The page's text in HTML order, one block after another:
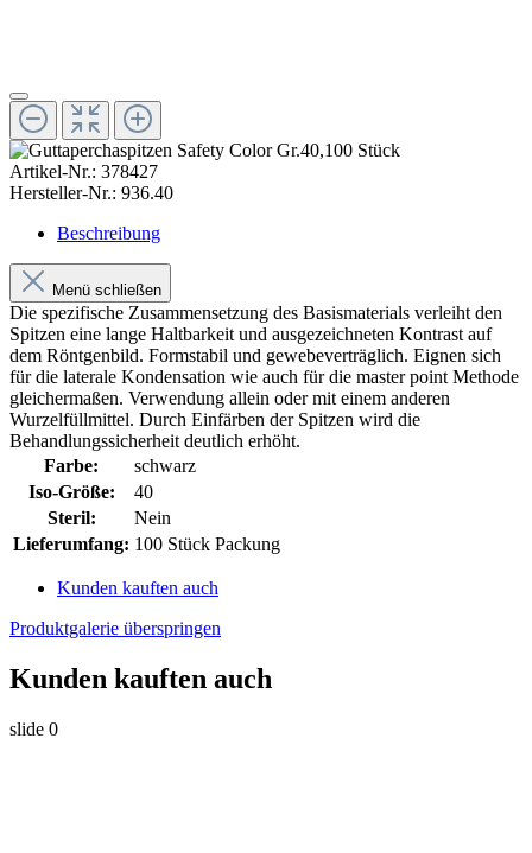
Artikel-Nr.: 378427
Hersteller-Nr.: 936.40
Beschreibung
Menü schließen
Die spezifische Zusammensetzung des Basismaterials verleiht den
Spitzen eine lange Haltbarkeit und ausgezeichneten Kontrast auf
dem Röntgenbild. Formstabil und gewebeverträglich. Eignen sich
für die laterale Kondensation wie auch für die master point Methode
gleichermaßen. Verwendung allein oder mit einem anderen
Wurzelfüllmittel. Durch Einfärben der Spitzen wird die
Behandlungssicherheit deutlich erhöht.
Farbe:
schwarz
Iso-Größe:
40
Steril:
Nein
Lieferumfang: 100 Stück Packung
Kunden kauften auch
Produktgalerie überspringen
Kunden kauften auch
slide 0